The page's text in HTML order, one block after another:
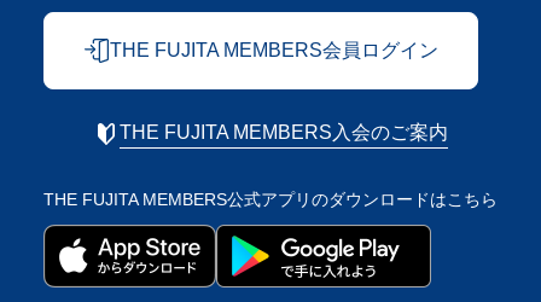
THE FUJITA MEMBERS会員ログイン
THE FUJITA MEMBERS入会のご案内
THE FUJITA MEMBERS公式アプリのダウンロードはこちら